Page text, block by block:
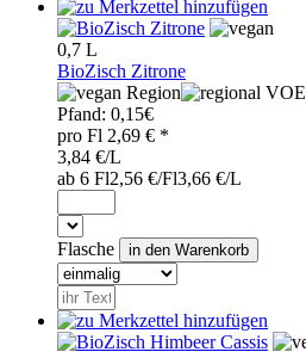
0,7 L
BioZisch Zitrone
Region
VOE
Pfand: 0,15€
pro Fl 2,69 € *
3,84 €/L
ab 6 Fl2,56 €/Fl3,66 €/L
Flasche